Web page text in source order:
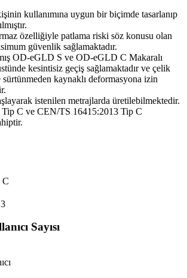
kullanımına uygun bir biçimde tasarlanıp
özelliğiyle patlama riski söz konusu olan
güvenlik sağlamaktadır.
OD-eGLD S ve OD-eGLD C Makaralı
kesintisiz geçiş sağlamaktadır ve çelik
sürtünmeden kaynaklı deformasyona izin
istenilen metrajlarda üretilebilmektedir.
C ve CEN/TS 16415:2013 Tip C
C
Sayısı